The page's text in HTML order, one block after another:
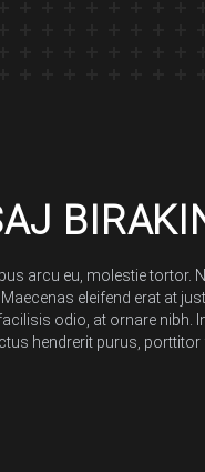
arcu eu, molestie tortor.
eleifend erat at
odio, at ornare nibh.
hendrerit purus, porttitor